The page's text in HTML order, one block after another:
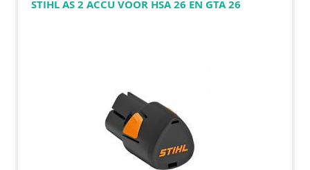
STIHL AS 2 ACCU VOOR HSA 26 EN GTA 26